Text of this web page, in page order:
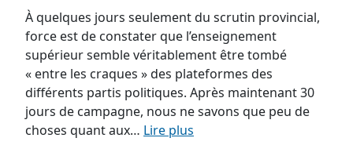
À quelques jours seulement du scrutin provincial,
force est de constater que l’enseignement
supérieur semble véritablement être tombé
« entre les craques » des plateformes des
différents partis politiques. Après maintenant 30
jours de campagne, nous ne savons que peu de
choses quant aux… Lire plus